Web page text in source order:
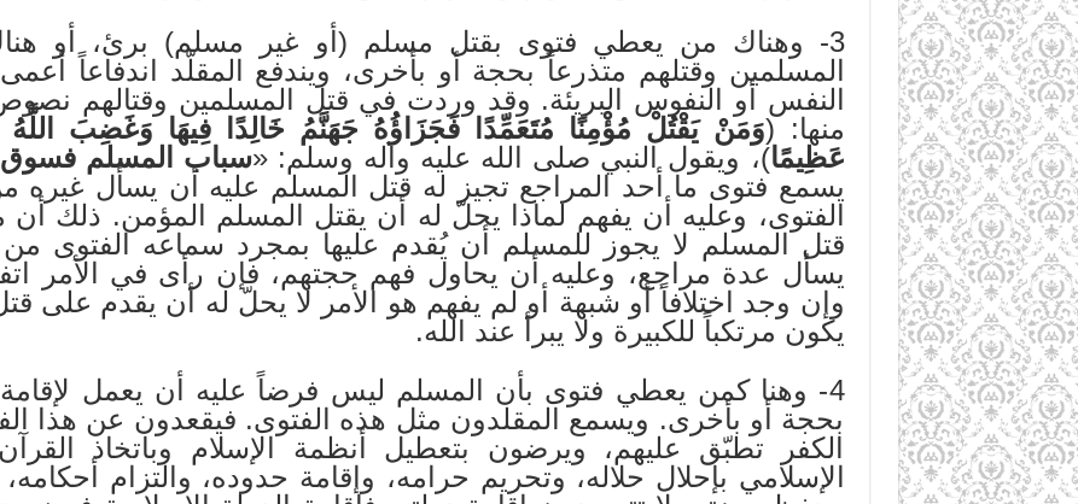
3- وهناك من يعطي فتوى بقتل مسلم (أو غير مسلم) برئ، أو
المسلمين وقتلهم متذرعاً بحجة أو بأخرى، ويندفع المقلّد اندفاعاً
النفس أو النفوس البريئة. وقد وردت في قتل المسلمين وقتالهم
منها: (وَمَنْ يَقْتُلْ مُؤْمِنًا مُتَعَمِّدًا فَجَزَاؤُهُ جَهَنَّمُ خَالِدًا فِيهَا وَغَضِبَ اللَّهُ
عَظِيمًا)، ويقول النبي صلى الله عليه وآله وسلم: «سباب المسلم فسوق
يسمع فتوى ما أحد المراجع تجيز له قتل المسلم عليه أن يسأل غيره
الفتوى، وعليه أن يفهم لماذا يحلّ له أن يقتل المسلم المؤمن. ذلك أن
قتل المسلم لا يجوز للمسلم أن يُقدم عليها بمجرد سماعه الفتوى من
يسأل عدة مراجع، وعليه أن يحاول فهم حجتهم، فإن رأى في الأمر
وإن وجد اختلافاً أو شبهة أو لم يفهم هو الأمر لا يحلّ له أن يقدم على
يكون مرتكباً للكبيرة ولا يبرأ عند الله.
4- وهنا كمن يعطي فتوى بأن المسلم ليس فرضاً عليه أن يعمل لإقامة
بحجة أو بأخرى. ويسمع المقلدون مثل هذه الفتوى. فيقعدون عن هذا
الكفر تطبّق عليهم، ويرضون بتعطيل أنظمة الإسلام وباتخاذ
الإسلامي بإحلال حلاله، وتحريم حرامه، وإقامة حدوده، والتزام